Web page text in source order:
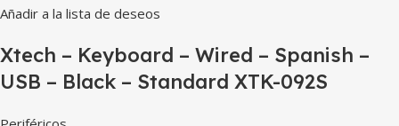
Añadir a la lista de deseos
Xtech – Keyboard – Wired – Spanish –
USB – Black – Standard XTK-092S